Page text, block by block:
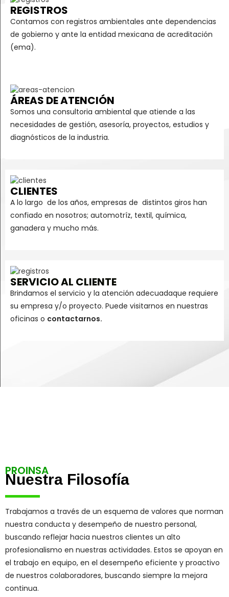
REGISTROS
Contamos con registros ambientales ante dependencias
de gobierno y ante la entidad mexicana de acreditación
(ema).
ÁREAS DE ATENCIÓN
Somos una consultoria ambiental que atiende a las
necesidades de gestión, asesoría, proyectos, estudios y
diagnósticos de la industria.
CLIENTES
A lo largo de los años, empresas de distintos giros han
confiado en nosotros; automotríz, textil, química,
ganadera y mucho más.
SERVICIO AL CLIENTE
Brindamos el servicio y la atención adecuadaque requiere
su empresa y/o proyecto. Puede visitarnos en nuestras
oficinas o contactarnos.
PROINSA
Nuestra Filosofía
Trabajamos a través de un esquema de valores que norman
nuestra conducta y desempeño de nuestro personal,
buscando reflejar hacia nuestros clientes un alto
profesionalismo en nuestras actividades. Estos se apoyan en
el trabajo en equipo, en el desempeño eficiente y proactivo
de nuestros colaboradores, buscando siempre la mejora
continua.